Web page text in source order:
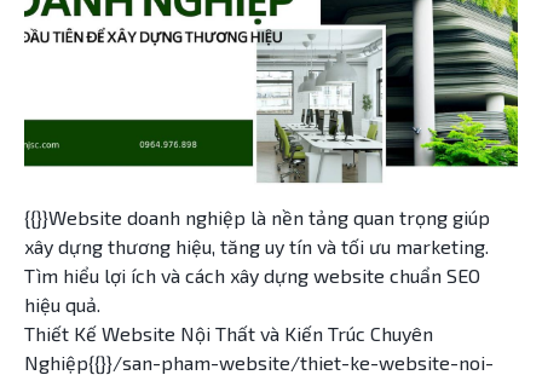
{{}}Website doanh nghiệp là nền tảng quan trọng giúp
xây dựng thương hiệu, tăng uy tín và tối ưu marketing.
Tìm hiểu lợi ích và cách xây dựng website chuẩn SEO
hiệu quả.
Thiết Kế Website Nội Thất và Kiến Trúc Chuyên
Nghiệp{{}}/san-pham-website/thiet-ke-website-noi-